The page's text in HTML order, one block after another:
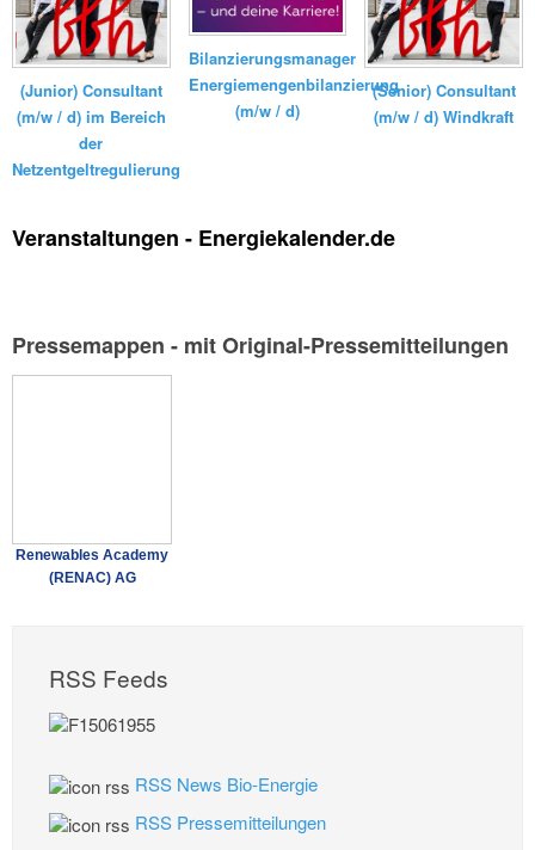
(Junior) Consultant
(m/w / d) im Bereich
der
Netzentgeltregulierung
Bilanzierungsmanager
Energiemengenbilanzierung
(m/w / d)
(Senior) Consultant
(m/w / d) Windkraft
Veranstaltungen - Energiekalender.de
Pressemappen - mit Original-Pressemitteilungen
Renewables Academy
(RENAC) AG
RSS Feeds
RSS News Bio-Energie
RSS Pressemitteilungen